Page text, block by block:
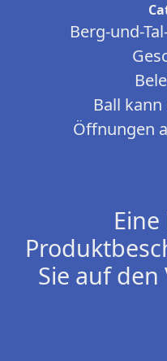
Berg-und-
Ball
Öffnungen
Sie auf